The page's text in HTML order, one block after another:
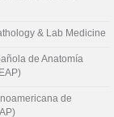
& Lab Medicine
de Anatomía
de